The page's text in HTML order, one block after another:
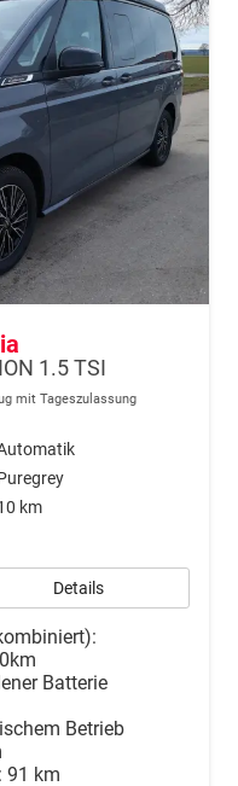
1.5 TSI
mit Tageszulassung
km
Details
Batterie
Betrieb
91 km